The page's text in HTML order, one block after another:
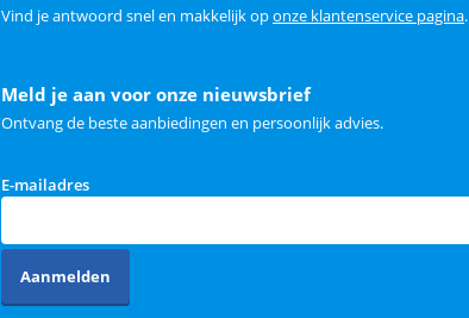
Vind je antwoord snel en makkelijk oponze klantenservice pagina.
Meld je aan voor onze nieuwsbrief
Ontvang de beste aanbiedingen en persoonlijk advies.
E-mailadres
Aanmelden